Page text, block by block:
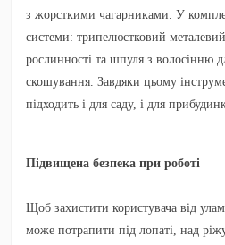
з жорсткими чагарниками. У
системи: трипелюстковий
рослинності та шпуля з волосінню
скошування. Завдяки цьому
підходить і для саду, і для
Підвищена безпека при роботі
Щоб захистити користувача від
може потрапити під лопаті, над